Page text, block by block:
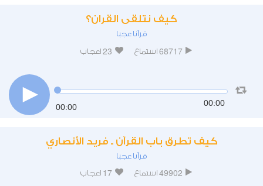
كيف نتلقى القران؟
قرآنا عجبا
68717 استماع 23 اعجاب
00:00 00:00
كيف تطرق باب القرآن ـ فريد الأنصاري
قرآنا عجبا
49902 استماع 17 اعجاب